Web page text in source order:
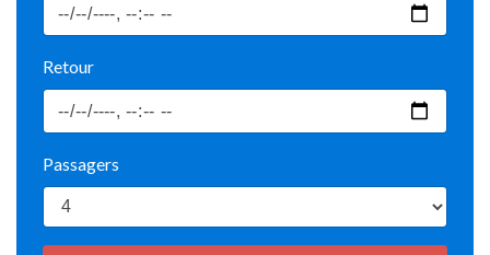
Retour
Passagers